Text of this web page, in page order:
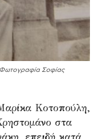
Σοφίας
Κοτοπούλη,
στα